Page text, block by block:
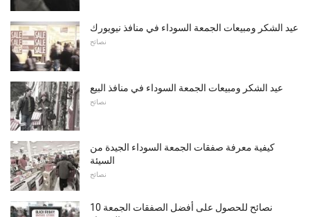
عيد الشكر ومبيعات الجمعة السوداء في منافذ نيويورك
نصائح
عيد الشكر ومبيعات الجمعة السوداء في منافذ البيع
نصائح
كيفية معرفة صفقات الجمعة السوداء الجيدة من
السيئة
نصائح
10 نصائح للحصول على أفضل الصفقات الجمعة